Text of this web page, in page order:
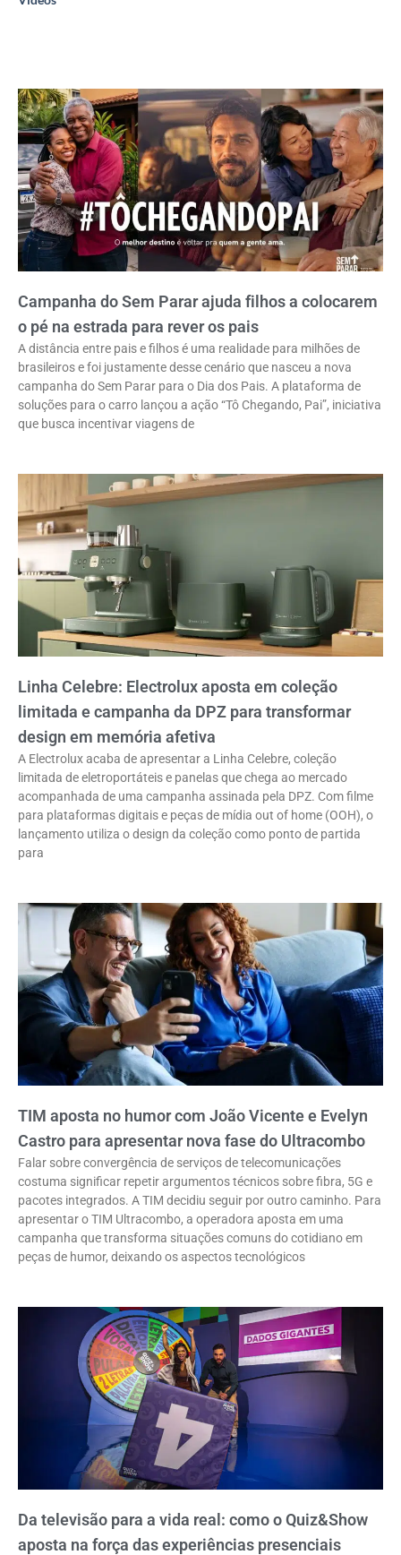
Campanha do Sem Parar ajuda filhos a colocarem
o pé na estrada para rever os pais
A distância entre pais e filhos é uma realidade para milhões de
brasileiros e foi justamente desse cenário que nasceu a nova
campanha do Sem Parar para o Dia dos Pais. A plataforma de
soluções para o carro lançou a ação “Tô Chegando, Pai”, iniciativa
que busca incentivar viagens de
Linha Celebre: Electrolux aposta em coleção
limitada e campanha da DPZ para transformar
design em memória afetiva
A Electrolux acaba de apresentar a Linha Celebre, coleção
limitada de eletroportáteis e panelas que chega ao mercado
acompanhada de uma campanha assinada pela DPZ. Com filme
para plataformas digitais e peças de mídia out of home (OOH), o
lançamento utiliza o design da coleção como ponto de partida
para
TIM aposta no humor com João Vicente e Evelyn
Castro para apresentar nova fase do Ultracombo
Falar sobre convergência de serviços de telecomunicações
costuma significar repetir argumentos técnicos sobre fibra, 5G e
pacotes integrados. A TIM decidiu seguir por outro caminho. Para
apresentar o TIM Ultracombo, a operadora aposta em uma
campanha que transforma situações comuns do cotidiano em
peças de humor, deixando os aspectos tecnológicos
Da televisão para a vida real: como o Quiz&Show
aposta na força das experiências presenciais